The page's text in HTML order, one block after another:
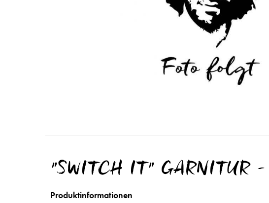
"SWITCH IT" GARNITUR
Produktinformationen